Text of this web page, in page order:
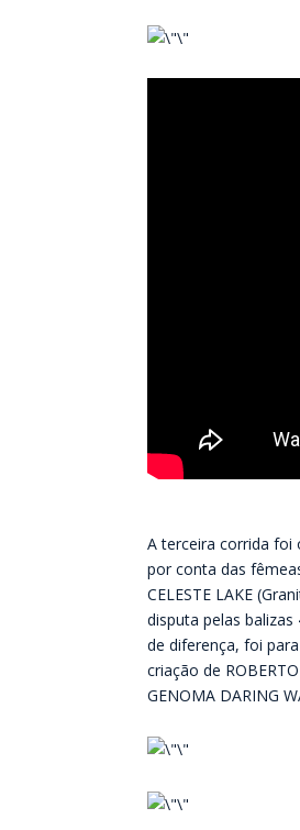
A terceira corrida foi
por conta das
CELESTE LAKE
disputa pelas
de diferença, foi para
criação de
GENOMA DARING